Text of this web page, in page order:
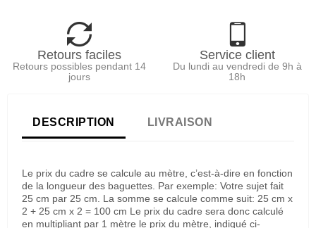
Retours faciles
Retours possibles pendant 14
jours
Service client
Du lundi au vendredi de 9h à
18h
DESCRIPTION LIVRAISON
Le prix du cadre se calcule au mètre, c’est-à-dire en fonction
de la longueur des baguettes. Par exemple: Votre sujet fait
25 cm par 25 cm. La somme se calcule comme suit: 25 cm x
2 + 25 cm x 2 = 100 cm Le prix du cadre sera donc calculé
en multipliant par 1 mètre le prix du mètre, indiqué ci-